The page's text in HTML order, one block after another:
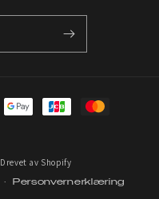
Drevet av Shopify
Personvernerklæring